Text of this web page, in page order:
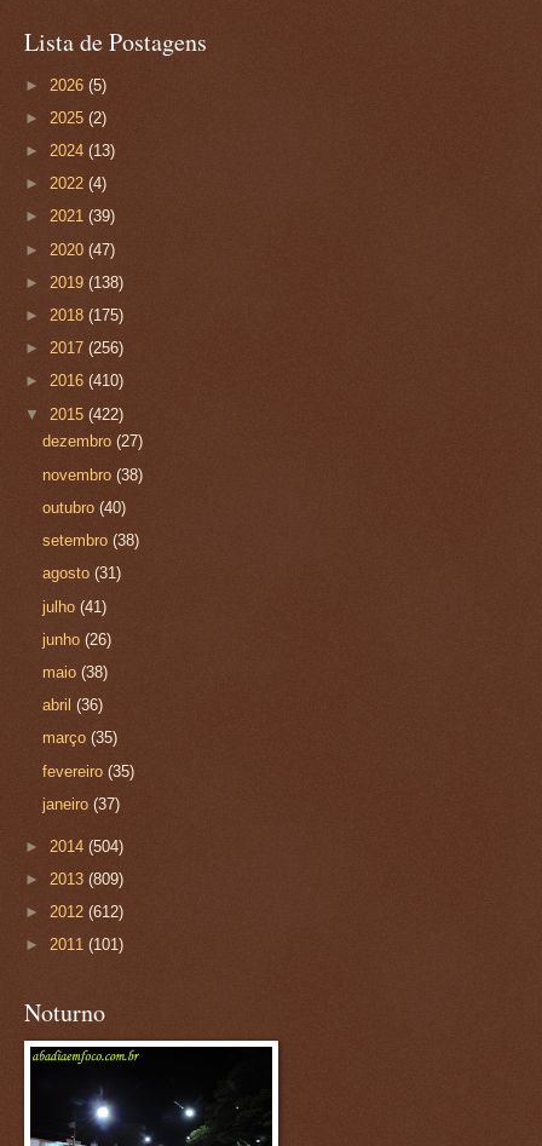
Lista de Postagens
► 2026 (5)
► 2025 (2)
► 2024 (13)
► 2022 (4)
► 2021 (39)
► 2020 (47)
► 2019 (138)
► 2018 (175)
► 2017 (256)
► 2016 (410)
▼ 2015 (422)
dezembro(27)
novembro(38)
outubro(40)
setembro(38)
agosto(31)
julho(41)
junho(26)
maio(38)
abril(36)
março(35)
fevereiro(35)
janeiro(37)
► 2014 (504)
► 2013 (809)
► 2012 (612)
► 2011 (101)
Noturno